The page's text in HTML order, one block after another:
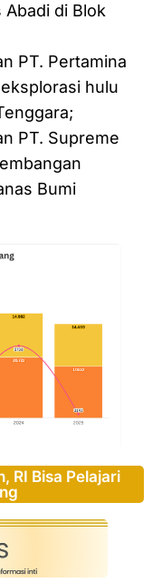
Abadi di Blok
PT. Pertamina
hulu
PT. Supreme
Bumi
RI Bisa Pelajari